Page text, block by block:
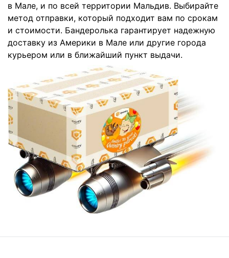
в Мале, и по всей территории Мальдив. Выбирайте
метод отправки, который подходит вам по срокам
и стоимости. Бандеролька гарантирует надежную
доставку из Америки в Мале или другие города
курьером или в ближайший пункт выдачи.